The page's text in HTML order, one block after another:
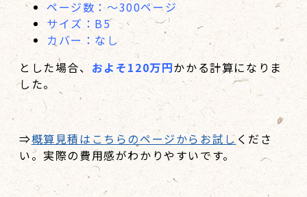
ページ数：～300ページ
サイズ：B5
カバー：なし
とした場合、 およそ120万円かかる計算になりま
した。
⇒概算見積はこちらのページからお試し くださ
い。実際の費用感がわかりやすいです。